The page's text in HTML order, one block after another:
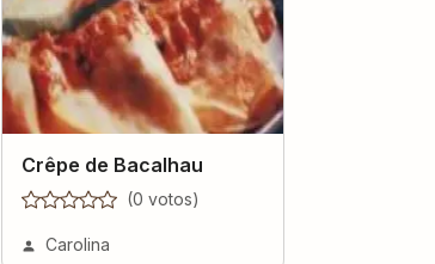
Crêpe de Bacalhau
(0 votos)
Carolina